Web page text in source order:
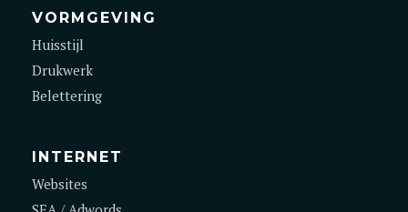
VORMGEVING
Huisstijl
Drukwerk
Belettering
INTERNET
Websites